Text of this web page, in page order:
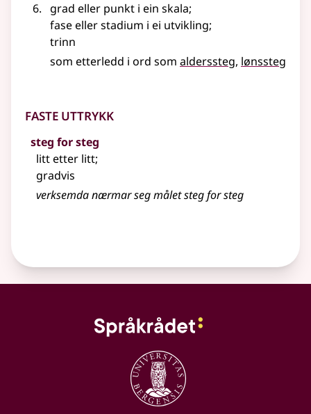
grad eller punkt i ein skala;
fase eller stadium i ei utvikling;
trinn
som etterledd i ord som alderssteg lønssteg
Faste uttrykk
steg for steg
litt etter litt;
gradvis
verksemda nærmar seg målet steg for steg